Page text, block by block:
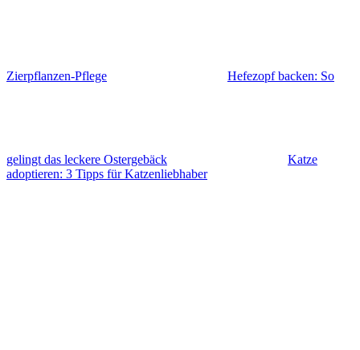
Zierpflanzen-Pflege Hefezopf backen: So
gelingt das leckere Ostergebäck
Katze
adoptieren: 3 Tipps für Katzenliebhaber